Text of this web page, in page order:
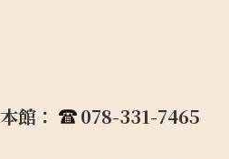
本館： 078-331-7465